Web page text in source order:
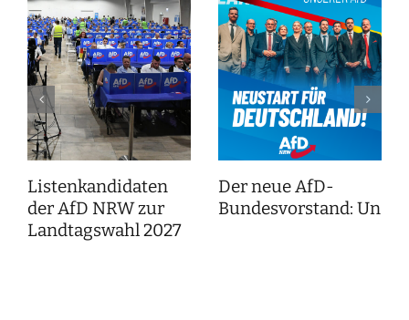
Listenkandidaten
der AfD NRW zur
Landtagswahl 2027
Der neue AfD-
Bundesvorstand: